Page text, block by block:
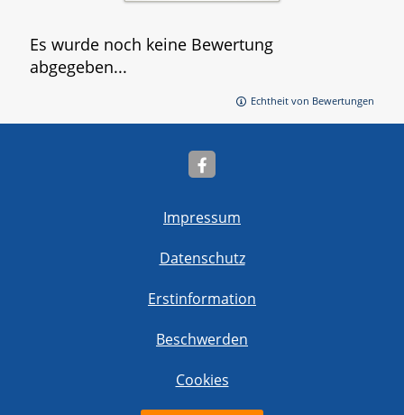
Es wurde noch keine Bewertung
abgegeben...
Echtheit von Bewertungen
Impressum
Datenschutz
Erstinformation
Beschwerden
Cookies